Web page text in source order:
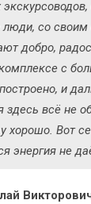
со своим
добро,
с
и
здесь всё не
хорошо. Вот
энергия не